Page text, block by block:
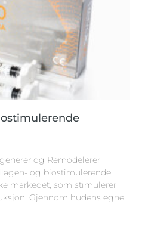
og Remodelerer
og biostimulerende
markedet, som stimulerer
Gjennom hudens egne